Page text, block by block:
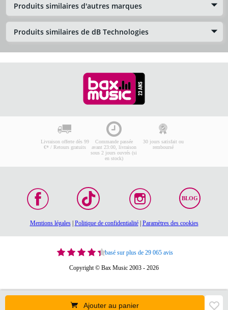
Produits similaires d'autres marques
Produits similaires de dB Technologies
Ajouter au panier
Livraison offerte dès 99
€* / Retours gratuits
Commande passée
avant 23:00, livraison
sous 2 jours ouvrés (si
en stock)
30 jours satisfait ou
remboursé
BLOG
Mentions légales| Politique de confidentialité| Paramètres des cookies
basé sur plus de 29 065 avis
Copyright © Bax Music 2003 - 2026